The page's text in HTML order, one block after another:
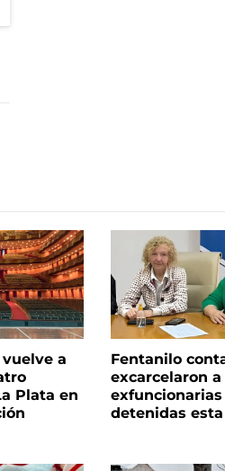
a
Plata en
Fentanilo
excarcelaron a
exfuncionarias
detenidas